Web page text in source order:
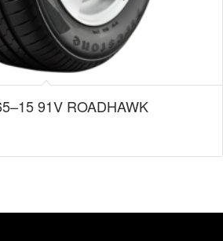
91V ROADHAWK